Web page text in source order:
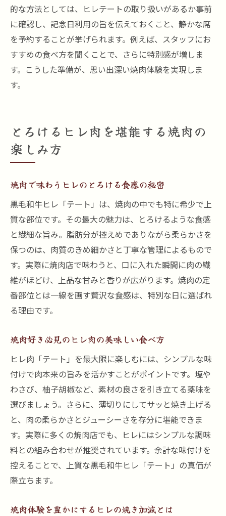
的な方法としては、ヒレテートの取り扱いがあるか事前
に確認し、記念日利用の旨を伝えておくこと、静かな席
を予約することが挙げられます。例えば、スタッフにお
すすめの食べ方を聞くことで、さらに特別感が増しま
す。こうした準備が、思い出深い焼肉体験を実現しま
す。
とろけるヒレ肉を堪能する焼肉の
楽しみ方
焼肉で味わうヒレのとろける食感の秘密
黒毛和牛ヒレ「テート」は、焼肉の中でも特に希少で上
質な部位です。その最大の魅力は、とろけるような食感
と繊細な旨み。脂肪分が控えめでありながら柔らかさを
保つのは、肉質のきめ細かさと丁寧な管理によるもので
す。実際に焼肉店で味わうと、口に入れた瞬間に肉の繊
維がほどけ、上品な甘みと香りが広がります。焼肉の定
番部位とは一線を画す贅沢な食感は、特別な日に選ばれ
る理由です。
焼肉好き必見のヒレ肉の美味しい食べ方
ヒレ肉「テート」を最大限に楽しむには、シンプルな味
付けで肉本来の旨みを活かすことがポイントです。塩や
わさび、柚子胡椒など、素材の良さを引き立てる薬味を
選びましょう。さらに、薄切りにしてサッと焼き上げる
と、肉の柔らかさとジューシーさを存分に堪能できま
す。実際に多くの焼肉店でも、ヒレにはシンプルな調味
料との組み合わせが推奨されています。余計な味付けを
控えることで、上質な黒毛和牛ヒレ「テート」の真価が
際立ちます。
焼肉体験を豊かにするヒレの焼き加減とは